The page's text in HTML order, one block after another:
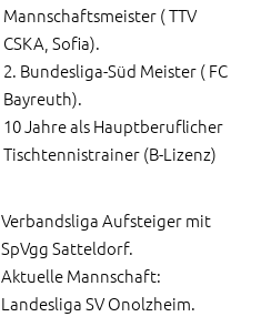
Mannschaftsmeister ( TTV
CSKA, Sofia).
2. Bundesliga-Süd Meister ( FC
Bayreuth).
10 Jahre als Hauptberuflicher
Tischtennistrainer (B-Lizenz)
Verbandsliga Aufsteiger mit
SpVgg Satteldorf.
Aktuelle Mannschaft:
Landesliga SV Onolzheim.